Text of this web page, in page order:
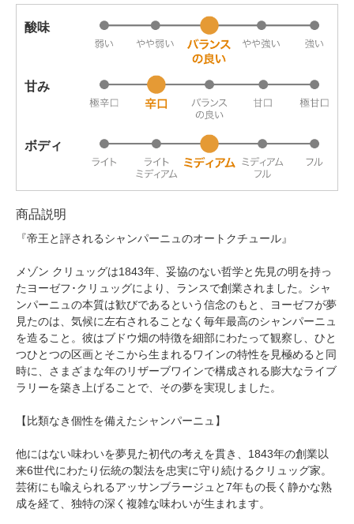
酸味
甘み
ボディ
商品説明
『帝王と評されるシャンパーニュのオートクチュール』
メゾン クリュッグは1843年、妥協のない哲学と先見の明を持っ
たヨーゼフ･クリュッグにより、ランスで創業されました。シャ
ンパーニュの本質は歓びであるという信念のもと、ヨーゼフが夢
見たのは、気候に左右されることなく毎年最高のシャンパーニュ
を造ること。彼はブドウ畑の特徴を細部にわたって観察し、ひと
つひとつの区画とそこから生まれるワインの特性を見極めると同
時に、さまざまな年のリザーブワインで構成される膨大なライブ
ラリーを築き上げることで、その夢を実現しました。
【比類なき個性を備えたシャンパーニュ】
他にはない味わいを夢見た初代の考えを貫き、1843年の創業以
来6世代にわたり伝統の製法を忠実に守り続けるクリュッグ家。
芸術にも喩えられるアッサンブラージュと7年もの長く静かな熟
成を経て、独特の深く複雑な味わいが生まれます。